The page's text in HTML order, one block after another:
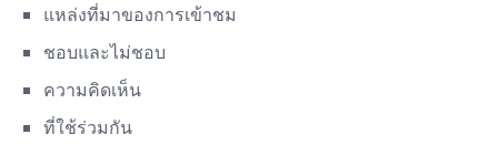
แหล่งที่มาของการเข้าชม
ชอบและไม่ชอบ
ความคิดเห็น
ที่ใช้ร่วมกัน